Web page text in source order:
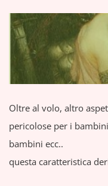
Oltre al volo, altro
pericolose per i
bambini ecc..
questa caratteristica